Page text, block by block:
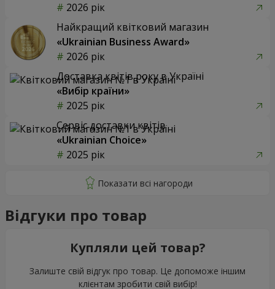
2026 рік
Найкращий квітковий магазин
«Ukrainian Business Award»
2026 рік
Доставка квітів року в Україні
«Вибір країни»
2025 рік
Сервіс доставки квітів
«Ukrainian Choice»
2025 рік
Відгуки про товар
Купляли цей товар?
Залиште свій відгук про товар. Це допоможе іншим
клієнтам зробити свій вибір!